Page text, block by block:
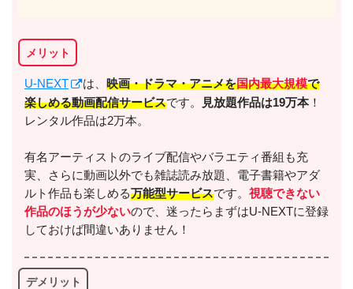
メリット
U-NEXT は、 映画・ドラマ・アニメを国内最大規模で
楽しめる動画配信サービスです。 見放題作品は19万本 ！
レンタル作品は2万本。
有名アーティストのライブ配信やバラエティ番組も充
実、さらに動画以外でも雑誌読み放題、電子書籍やアダ
ルト作品も楽しめる万能型サービスです。 視聴できない
作品のほうが少ないので、迷ったらまずはU-NEXTに登録
しておけば間違いありません！
デメリット